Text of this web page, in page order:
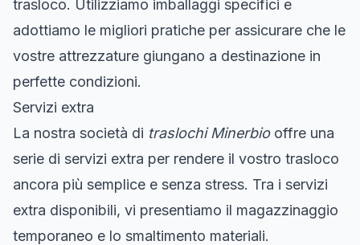
trasloco. Utilizziamo imballaggi specifici e
adottiamo le migliori pratiche per assicurare che le
vostre attrezzature giungano a destinazione in
perfette condizioni.
Servizi extra
La nostra società di traslochi Minerbiooffre una
serie di servizi extra per rendere il vostro trasloco
ancora più semplice e senza stress. Tra i servizi
extra disponibili, vi presentiamo il magazzinaggio
temporaneo e lo smaltimento materiali.